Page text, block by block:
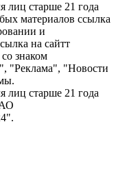
лиц старше 21 года
материалов ссылка
и
на сайтт
знаком
"Реклама", "Новости
лиц старше 21 года